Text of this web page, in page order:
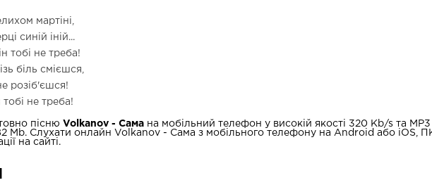
мартіні,
синій іній...
тобі не треба!
біль смієшся,
розіб'єшся!
не треба!
пісню Volkanov - Сама на мобільний телефон у високій якості 320 Kb/s та MP3
Mb. Слухати онлайн Volkanov - Сама з мобільного телефону на Android або iOS,
на сайті.